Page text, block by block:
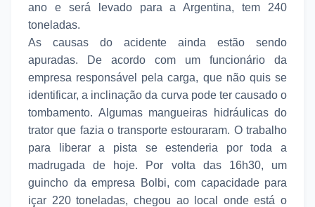
ano e será levado para a Argentina, tem 240
toneladas.
As causas do acidente ainda estão sendo
apuradas. De acordo com um funcionário da
empresa responsável pela carga, que não quis se
identificar, a inclinação da curva pode ter causado o
tombamento. Algumas mangueiras hidráulicas do
trator que fazia o transporte estouraram. O trabalho
para liberar a pista se estenderia por toda a
madrugada de hoje. Por volta das 16h30, um
guincho da empresa Bolbi, com capacidade para
içar 220 toneladas, chegou ao local onde está o